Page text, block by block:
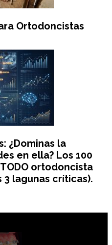
Ortodoncistas
¿Dominas la
en ella? Los 100
ortodoncista
lagunas críticas).